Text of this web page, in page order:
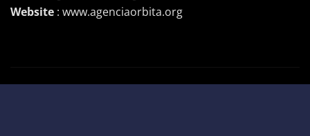
Website : www.agenciaorbita.org